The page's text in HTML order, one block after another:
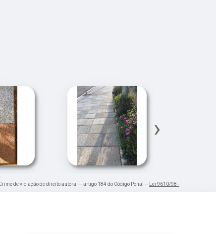
›
de violação de direito autoral – artigo 184 do Código Penal – Lei 9610/98 -